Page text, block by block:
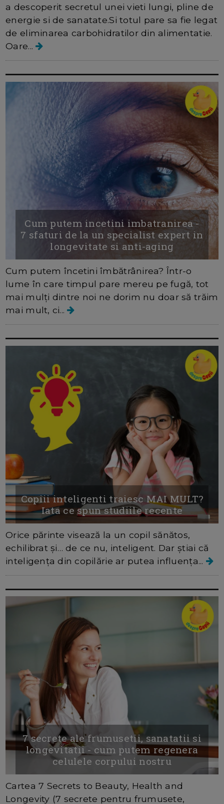
a descoperit secretul unei vieti lungi, pline de
energie si de sanatate.Si totul pare sa fie legat
de eliminarea carbohidratilor din alimentatie.
Oare...
Cum putem incetini imbatranirea -
7 sfaturi de la un specialist expert in
longevitate si anti-aging
Cum putem încetini îmbătrânirea? Într-o
lume în care timpul pare mereu pe fugă, tot
mai mulți dintre noi ne dorim nu doar să trăim
mai mult, ci...
Copiii inteligenti traiesc MAI MULT?
Iata ce spun studiile recente
Orice părinte visează la un copil sănătos,
echilibrat și… de ce nu, inteligent. Dar știai că
inteligența din copilărie ar putea influența...
7 secrete ale frumusetii, sanatatii si
longevitatii - cum putem regenera
celulele corpului nostru
Cartea 7 Secrets to Beauty, Health and
Longevity (7 secrete pentru frumusete,